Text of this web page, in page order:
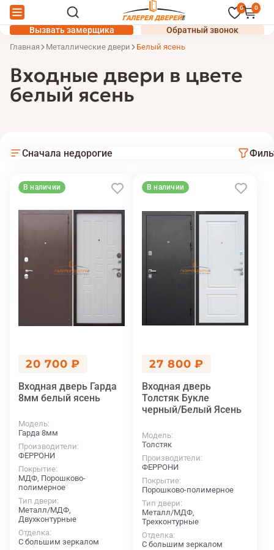
0 0
Вызвать замерщика Обратный звонок
Главная Металлические двери Белый ясень
Входные двери в цвете
белый ясень
Сначала недорогие
В наличии
20 700 ₽
Входная дверь Гарда
8мм белый ясень
Модель
Гарда 8мм
Производители
ФЕРРОНИ
Покрытие
МДФ, Порошково-
полимерное
Тип двери
Металл/МДФ,
Двухконтурные
Отделка
С большим зеркалом
В наличии
27 800 ₽
Входная дверь
Толстяк Букле
черный/Белый Ясень
Модель
Толстяк
Производители
ФЕРРОНИ
Покрытие
Порошково-полимерное
Тип двери
Металл/МДФ,
Трехконтурные
Отделка
С большим зеркалом